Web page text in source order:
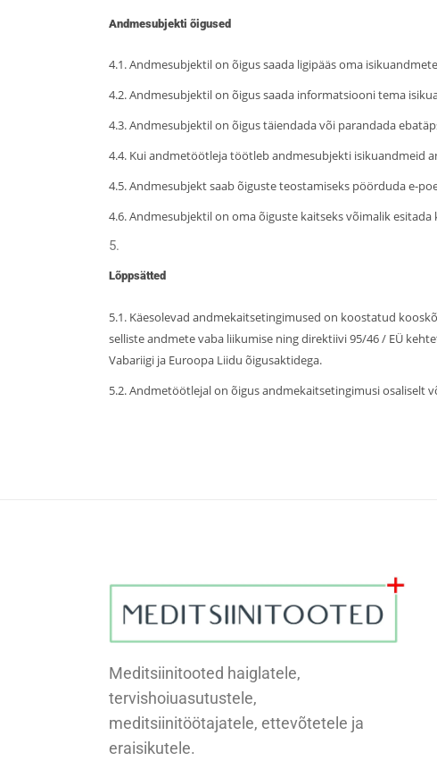
Andmesubjekti õigused
4.1. Andmesubjektil on õigus saada ligipääs oma
4.2. Andmesubjektil on õigus saada informatsiooni tema
4.3. Andmesubjektil on õigus täiendada või parandada
4.4. Kui andmetöötleja töötleb andmesubjekti isikuandmeid
4.5. Andmesubjekt saab õiguste teostamiseks pöörduda e-
4.6. Andmesubjektil on oma õiguste kaitseks võimalik
Lõppsätted
5.1. Käesolevad andmekaitsetingimused on koostatud
selliste andmete vaba liikumise ning direktiivi 95/46 / EÜ
Vabariigi ja Euroopa Liidu õigusaktidega.
5.2. Andmetöötlejal on õigus andmekaitsetingimusi
Meditsiinitooted haiglatele,
tervishoiuasutustele,
meditsiinitöötajatele, ettevõtetele ja
eraisikutele.